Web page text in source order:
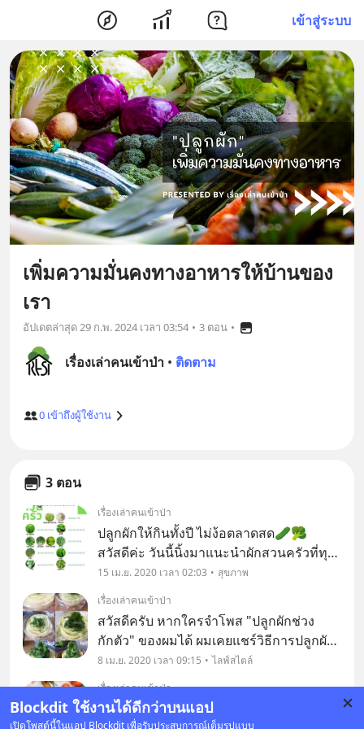
เข้าสู่ระบบ
Blockdit ใช้งานได้ดีกว่าบนแอป
เปิดโพสต์นี้ในแอป Blockdit เพื่อรับประสบการณ์เต็มรูปแบบ
เพิ่มความมั่นคงทางอาหารให้บ้านของ
เรา
อัปเดตล่าสุด29 ก.พ. 2024 เวลา 03:54 • 3 ตอน •
เรื่องเล่าคนเข้าป่า • ติดตาม
0 เข้าถึงผู้ใช้งาน
3 ตอน
เรื่องเล่าคนเข้าป่า
ปลูกผักให้กินทั้งปี ไม่ง้อตลาดสด🥒🥦
สวัสดีค่ะ วันนี้นิ้งมาแนะนำผักสวนครัวที่ทุก
บ้านนิยมกินกัน แต่จะดีแค่ไหนถ้าเรามีผัก
เหล่านี้อยู่ในสวนหลังบ้านของเราโดยไม่ต้อง
ออกไปซื้อ! เพราะผักเหล่านี้มีอายุสั้นมาก
15 เม.ย. 2020 เวลา 02:03
สุขภาพ
เรื่องเล่าคนเข้าป่า
สวัสดีครับ หากใครจำโพส "ปลูกผักช่วง
กักตัว" ของผมได้ ผมเคยแชร์วิธีการปลูกผัก
ง่ายๆ โดยไม่ต้องใช้ดินเอาไว้ และไม่ต้องใช้
เมล็ดพันธุ์ใดๆ เพราะใช้เพียงส่วนรากของผัก
ชนิดนั้นๆ มาทำการปลูก ผมได้ทดลองปลูก
"ผักก
8 เม.ย. 2020 เวลา 09:15
ไลฟ์สไตล์
เรื่องเล่าคนเข้าป่า
ช่วงนี้เป็นช่วงที่ทุกคนได้อยู่บ้านกันมากขึ้น